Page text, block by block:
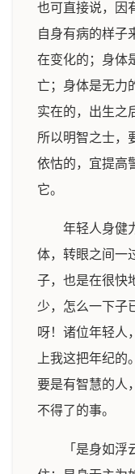
也可直接说，因
自身有病的样子
在变化的；身体
亡；身体是无力
实在的，出生之
所以明智之士，
依怙的，宜提高
它。
年轻人身健
体，转眼之间一
子，也是在很快
少，怎么一下子
呀！诸位年轻人
上我这把年纪
要是有智慧的人
不得了的事。
「是身如